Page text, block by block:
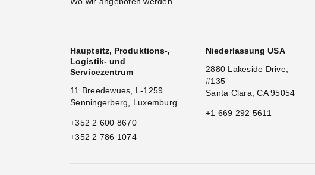
Hauptsitz, Produktions-,
Logistik- und
Servicezentrum
11 Breedewues, L-1259
Senningerberg, Luxemburg
+352 2 600 8670
+352 2 786 1074
Niederlassung USA
2880 Lakeside Drive,
#135
Santa Clara, CA 95054
+1 669 292 5611